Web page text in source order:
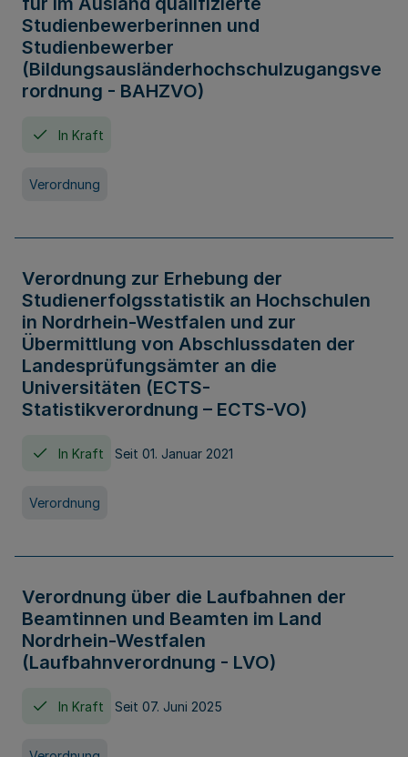
Studienbewerberinnen und
Studienbewerber
(Bildungsausländerhochschulzugangsve
rordnung - BAHZVO)
In Kraft
Verordnung
Verordnung zur Erhebung der
Studienerfolgsstatistik an Hochschulen
in Nordrhein-Westfalen und zur
Übermittlung von Abschlussdaten der
Landesprüfungsämter an die
Universitäten (ECTS-
Statistikverordnung – ECTS-VO)
In Kraft Seit 01. Januar 2021
Verordnung
Verordnung über die Laufbahnen der
Beamtinnen und Beamten im Land
Nordrhein-Westfalen
(Laufbahnverordnung - LVO)
In Kraft Seit 07. Juni 2025